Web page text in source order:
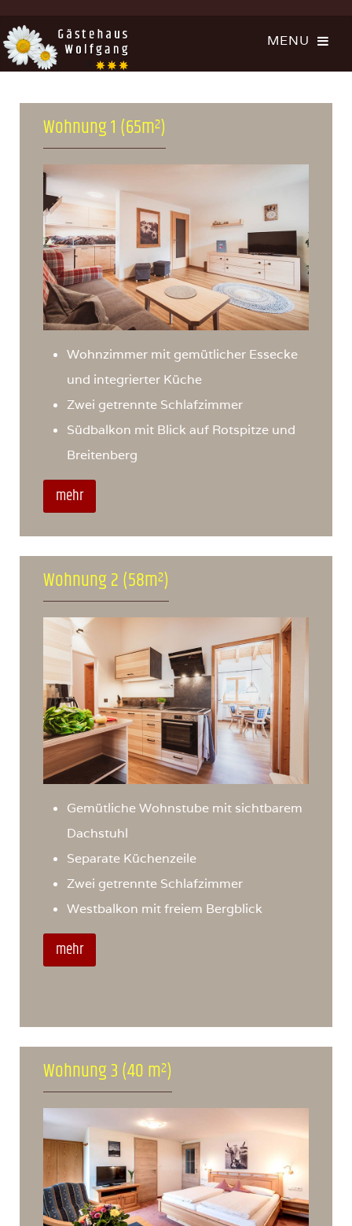
Wohnung 1 (65m²)
Wohnzimmer mit gemütlicher Essecke
und integrierter Küche
Zwei getrennte Schlafzimmer
Südbalkon mit Blick auf Rotspitze und
Breitenberg
mehr
Wohnung 2 (58m²)
Gemütliche Wohnstube mit sichtbarem
Dachstuhl
Separate Küchenzeile
Zwei getrennte Schlafzimmer
Westbalkon mit freiem Bergblick
mehr
Wohnung 3 (40 m²)